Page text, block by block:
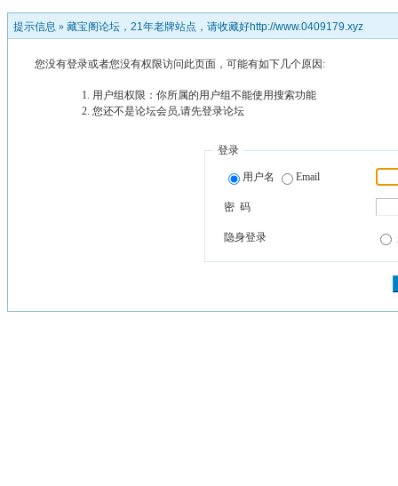
提示信息 » 藏宝阁论坛，21年老牌站点，请收藏好http://www.0409179.xyz
您没有登录或者您没有权限访问此页面，可能有如下几个原因:
用户组权限：你所属的用户组不能使用搜索功能
您还不是论坛会员,请先登录论坛
登录
用户名 Email
密 码
隐身登录